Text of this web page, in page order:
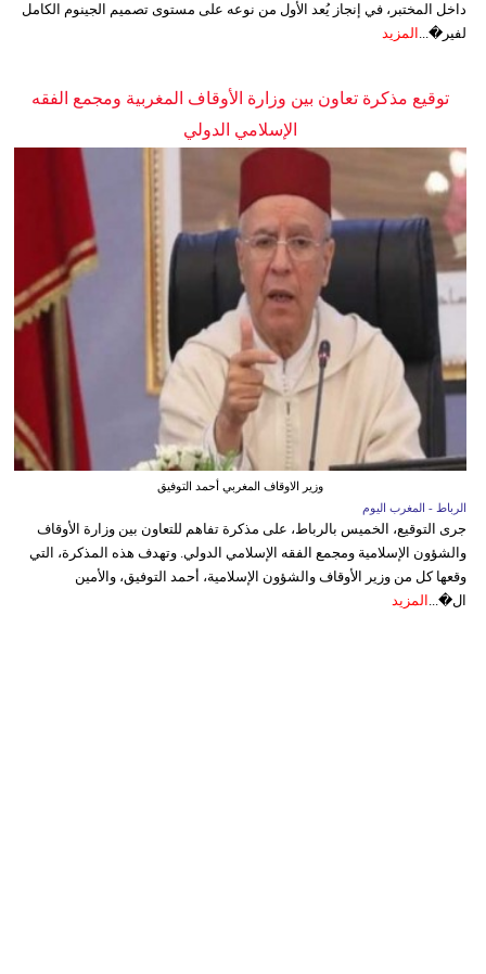
داخل المختبر، في إنجاز يُعد الأول من نوعه على مستوى تصميم الجينوم الكامل
لفير�... المزيد
توقيع مذكرة تعاون بين وزارة الأوقاف المغربية ومجمع الفقه
الإسلامي الدولي
وزير الاوقاف المغربي أحمد التوفيق
الرباط - المغرب اليوم
جرى التوقيع، الخميس بالرباط، على مذكرة تفاهم للتعاون بين وزارة الأوقاف
والشؤون الإسلامية ومجمع الفقه الإسلامي الدولي. وتهدف هذه المذكرة، التي
وقعها كل من وزير الأوقاف والشؤون الإسلامية، أحمد التوفيق، والأمين
ال�... المزيد